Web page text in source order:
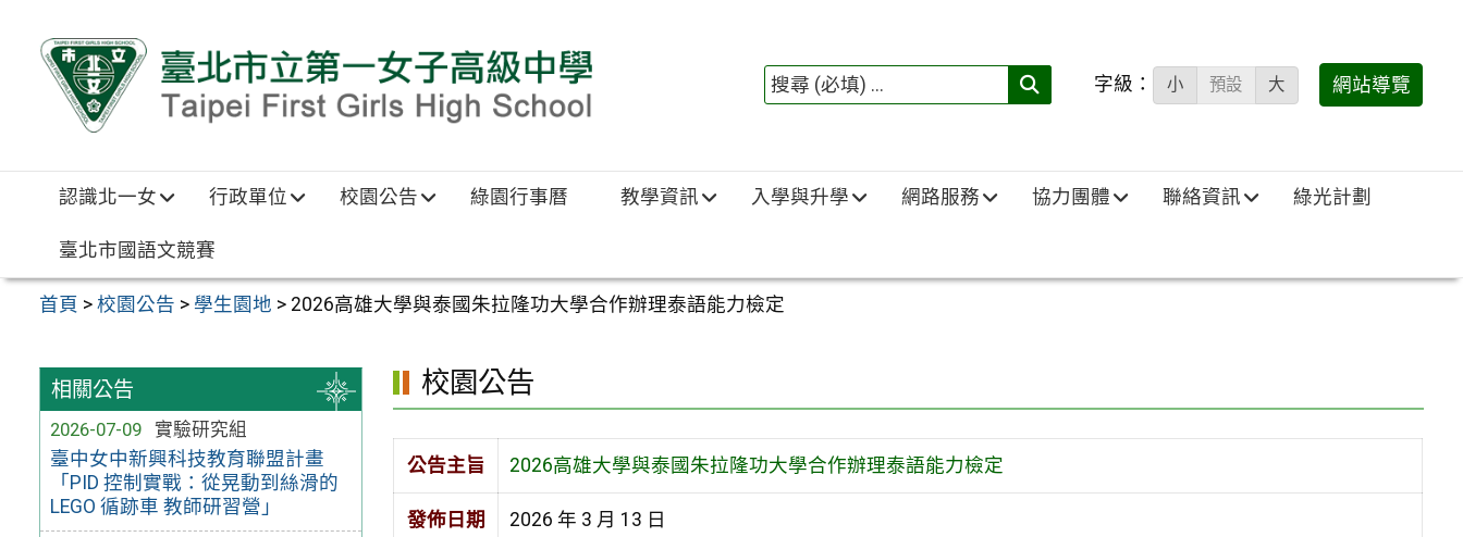
搜
填)：
字級： 小 預設 大 網站導覽
認識北一女 行政單位 校園公告 綠園行事曆 教學資訊 入學與升學 網路服務 協力團體 聯絡資訊 綠光計劃
臺北市國語文競賽
首頁 >校園公告 > 學生園地 > 2026高雄大學與泰國朱拉隆功大學合作辦理泰語能力檢定
相關公告
2026-07-09
實驗研究組
臺中女中新興科技教育聯盟計畫
「PID 控制實戰：從晃動到絲滑的
LEGO 循跡車 教師研習營」
校園公告
公告主旨 2026高雄大學與泰國朱拉隆功大學合作辦理泰語能力檢定
發佈日期 2026 年 3 月 13 日